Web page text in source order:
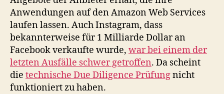
Anwendungen auf den Amazon Web Services
laufen lassen. Auch Instagram, dass
bekannterweise für 1 Milliarde Dollar an
Facebook verkaufte wurde, war bei einem der
letzten Ausfälle schwer getroffen. Da scheint
die technische Due Diligence Prüfungnicht
funktioniert zu haben.